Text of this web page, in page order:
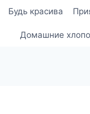
Будь красива
Домашние